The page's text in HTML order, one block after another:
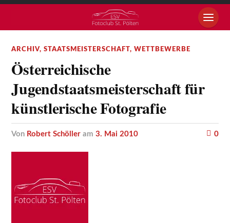
ARCHIV,STAATSMEISTERSCHAFT,WETTBEWERBE
Österreichische
Jugendstaatsmeisterschaft für
künstlerische Fotografie
von Robert Schöller am3. Mai 2010 0